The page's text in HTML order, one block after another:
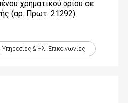
χρηματικού ορίου σε
(αρ. Πρωτ. 21292)
Υπηρεσίες & Ηλ. Επικοινωνίες